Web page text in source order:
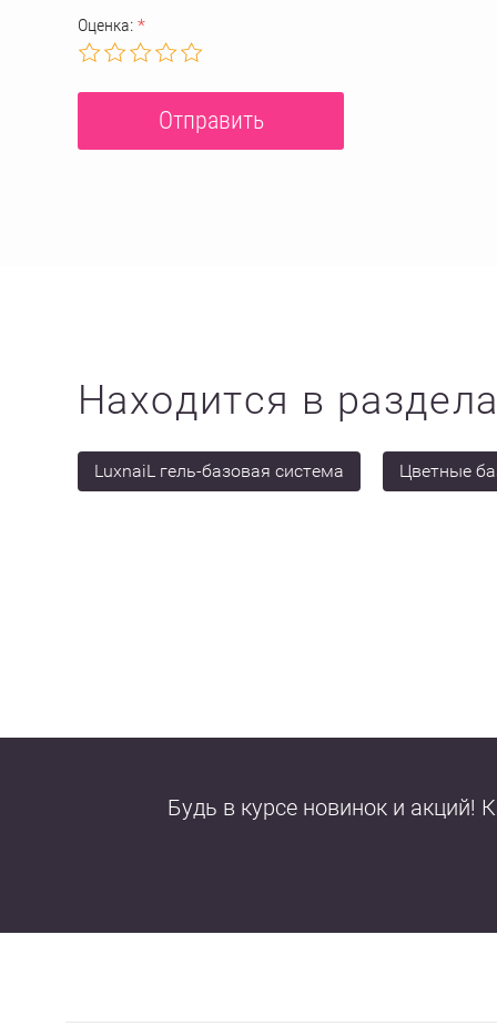
Оценка: *
Находится в
LuxnaiL гель-базовая система Цветные
Будь в курсе новинок и акций!